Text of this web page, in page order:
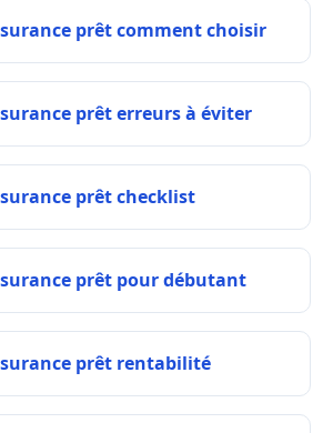
prêt comment choisir
prêt erreurs à éviter
prêt checklist
prêt pour débutant
prêt rentabilité